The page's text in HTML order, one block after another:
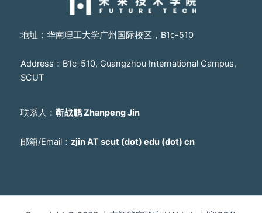
地址：华南理工大学广州国际校区，B1c-510
Address：B1c-510, Guangzhou International Campus,
SCUT
联系人： 靳战鹏 Zhanpeng Jin
邮箱/Email： zjin AT scut (dot) edu (dot) cn